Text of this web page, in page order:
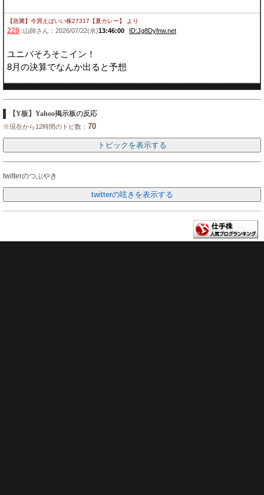
【急騰】今買えばいい株27317【夏カレー】 より
228 :山師さん：2026/07/22(水)13:46:00 ID:Jg8Dyfnw.net
ユニバそろそこイン！
8月の決算でなんか出ると予想
【Y板】Yahoo掲示板の反応
※現在から12時間のトピ数： 70
twitterのつぶやき